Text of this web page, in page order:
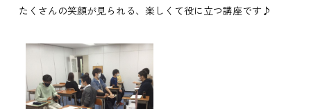
たくさんの笑顔が見られる、楽しくて役に立つ講座です♪